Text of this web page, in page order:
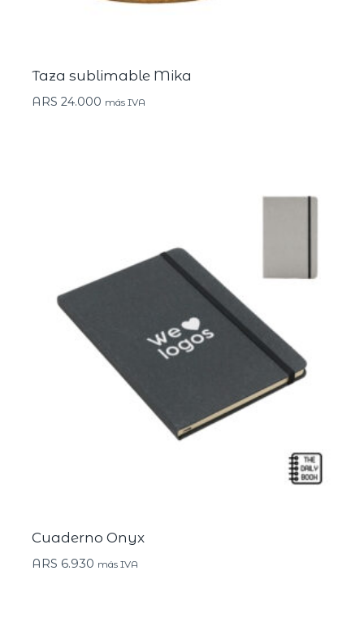
Taza sublimable Mika
ARS 24.000 más IVA
Cuaderno Onyx
ARS 6.930 más IVA